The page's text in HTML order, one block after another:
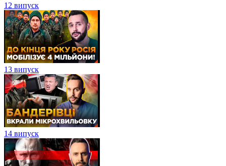
12 випуск
13 випуск
14 випуск